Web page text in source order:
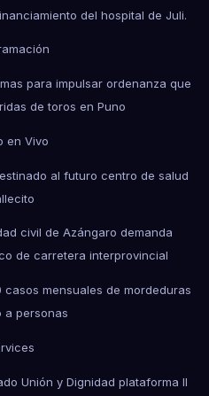
del hospital de Juli.
para impulsar ordenanza que
de toros en Puno
en Vivo
al futuro centro de salud
civil de Azángaro demanda
de carretera interprovincial
casos mensuales de mordeduras
a personas
Unión y Dignidad plataforma II